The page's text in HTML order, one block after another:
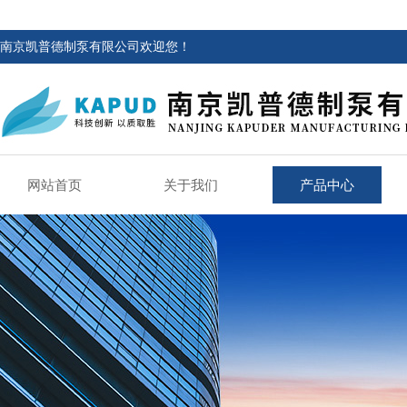
南京凯普德制泵有限公司欢迎您！
网站首页 关于我们 产品中心